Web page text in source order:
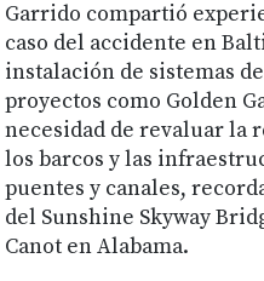
Garrido compartió
caso del accidente en
instalación de sistemas
proyectos como Golden
necesidad de revaluar la
los barcos y las
puentes y canales,
del Sunshine Skyway
Canot en Alabama.